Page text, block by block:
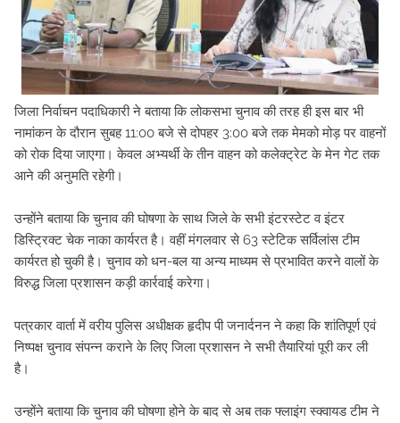
जिला निर्वाचन पदाधिकारी ने बताया कि लोकसभा चुनाव की तरह ही इस बार भी
नामांकन के दौरान सुबह 11:00 बजे से दोपहर 3:00 बजे तक मेमको मोड़ पर वाहनों
को रोक दिया जाएगा। केवल अभ्यर्थी के तीन वाहन को कलेक्ट्रेट के मेन गेट तक
आने की अनुमति रहेगी।
उन्होंने बताया कि चुनाव की घोषणा के साथ जिले के सभी इंटरस्टेट व इंटर
डिस्ट्रिक्ट चेक नाका कार्यरत है। वहीं मंगलवार से 63 स्टेटिक सर्विलांस टीम
कार्यरत हो चुकी है। चुनाव को धन-बल या अन्य माध्यम से प्रभावित करने वालों के
विरुद्ध जिला प्रशासन कड़ी कार्रवाई करेगा।
पत्रकार वार्ता में वरीय पुलिस अधीक्षक हृदीप पी जनार्दनन ने कहा कि शांतिपूर्ण एवं
निष्पक्ष चुनाव संपन्न कराने के लिए जिला प्रशासन ने सभी तैयारियां पूरी कर ली
है।
उन्होंने बताया कि चुनाव की घोषणा होने के बाद से अब तक फ्लाइंग स्क्वायड टीम ने